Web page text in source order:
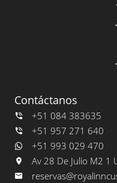
Contáctanos
+51 084 383635
+51 957 271 640
+51 993 029 470
Av 28 De Julio M2 1